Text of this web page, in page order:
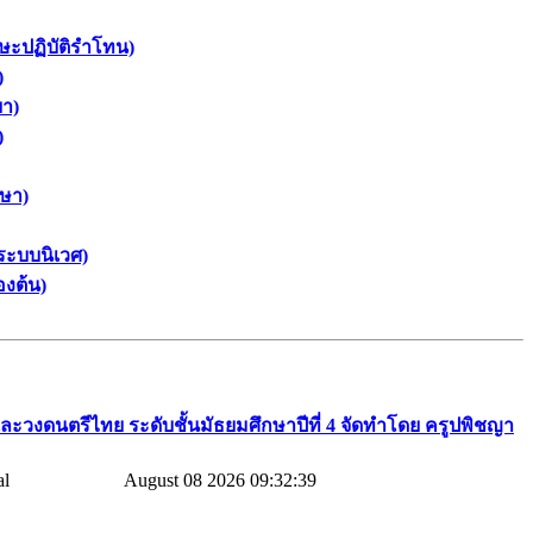
ะปฏิบัติรำโทน)
)
า)
บบนิเวศ)
งต้น)
ละวงดนตรีไทย​ ระดับชั้นมัธยมศึกษาปีที่​ 4​ จัดทำโดย​ ครูปพิชญา​
August 08 2026 09:32:39